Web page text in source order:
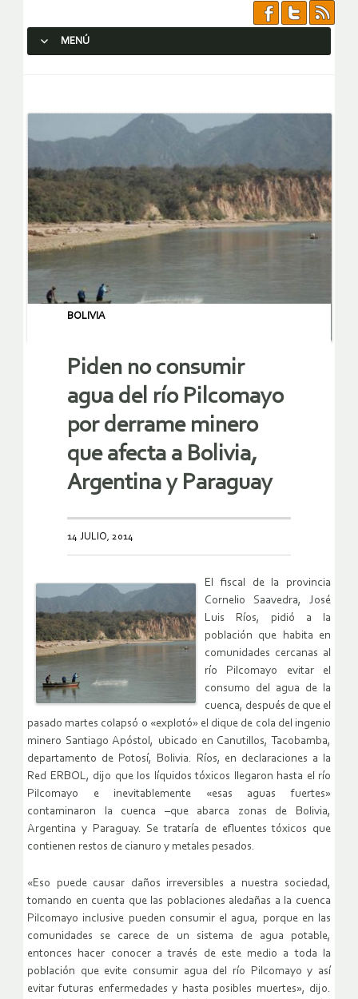
MENÚ
BOLIVIA
Piden no consumir
agua del río Pilcomayo
por derrame minero
que afecta a Bolivia,
Argentina y Paraguay
14 JULIO, 2014
El fiscal de la provincia
Cornelio Saavedra, José
Luis Ríos, pidió a la
población que habita en
comunidades cercanas al
río Pilcomayo evitar el
consumo del agua de la
cuenca, después de que el
pasado martes colapsó o «explotó» el dique de cola del ingenio
minero Santiago Apóstol, ubicado en Canutillos, Tacobamba,
departamento de Potosí, Bolivia. Ríos, en declaraciones a la
Red ERBOL, dijo que los líquidos tóxicos llegaron hasta el río
Pilcomayo e inevitablemente «esas aguas fuertes»
contaminaron la cuenca –que abarca zonas de Bolivia,
Argentina y Paraguay. Se trataría de efluentes tóxicos que
contienen restos de cianuro y metales pesados.
«Eso puede causar daños irreversibles a nuestra sociedad,
tomando en cuenta que las poblaciones aledañas a la cuenca
Pilcomayo inclusive pueden consumir el agua, porque en las
comunidades se carece de un sistema de agua potable,
entonces hacer conocer a través de este medio a toda la
población que evite consumir agua del río Pilcomayo y así
evitar futuras enfermedades y hasta posibles muertes», dijo.